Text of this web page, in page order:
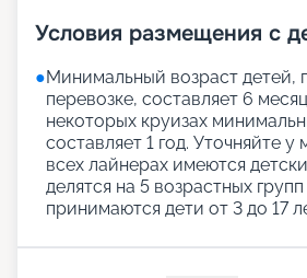
Условия размещения с
●Минимальный возраст детей,
перевозке, составляет 6
некоторых круизах
составляет 1 год. Уточняйте
всех лайнерах имеются
делятся на 5 возрастных
принимаются дети от 3 до 17